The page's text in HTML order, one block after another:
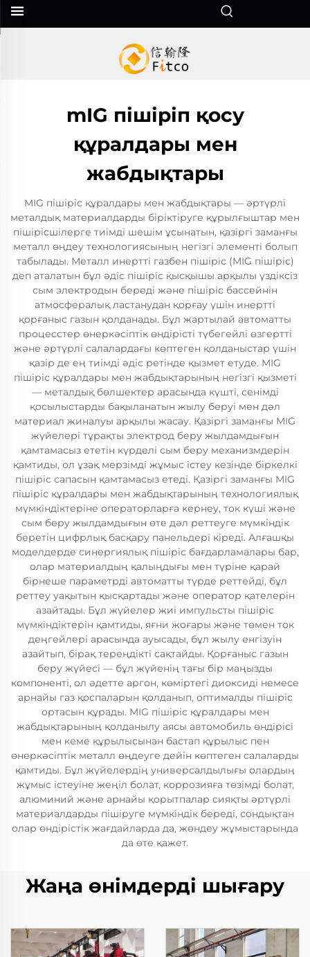
mIG пішіріп қосу
құралдары мен
жабдықтары
MIG пішіріс құралдары мен жабдықтары — әртүрлі
металдық материалдарды біріктіруге құрылғыштар мен
пішірісшілерге тиімді шешім ұсынатын, қазіргі заманғы
металл өңдеу технологиясының негізгі элементі болып
табылады. Металл инертті газбен пішіріс (MIG пішіріс)
деп аталатын бұл әдіс пішіріс қысқышы арқылы үздіксіз
сым электродын береді және пішіріс бассейнін
атмосфералық ластанудан қорғау үшін инертті
қорғаныс газын қолданады. Бұл жартылай автоматты
процесстер өнеркәсіптік өндірісті түбегейлі өзгертті
және әртүрлі салалардағы көптеген қолданыстар үшін
қазір де ең тиімді әдіс ретінде қызмет етуде. MIG
пішіріс құралдары мен жабдықтарының негізгі қызметі
— металдық бөлшектер арасында күшті, сенімді
қосылыстарды бақыланатын жылу беруі мен дәл
материал жиналуы арқылы жасау. Қазіргі заманғы MIG
жүйелері тұрақты электрод беру жылдамдығын
қамтамасыз ететін күрделі сым беру механизмдерін
қамтиды, ол ұзақ мерзімді жұмыс істеу кезінде біркелкі
пішіріс сапасын қамтамасыз етеді. Қазіргі заманғы MIG
пішіріс құралдары мен жабдықтарының технологиялық
мүмкіндіктеріне операторларға кернеу, ток күші және
сым беру жылдамдығын өте дәл реттеуге мүмкіндік
беретін цифрлық басқару панельдері кіреді. Алғашқы
моделдерде синергиялық пішіріс бағдарламалары бар,
олар материалдың қалыңдығы мен түріне қарай
бірнеше параметрді автоматты түрде реттейді, бұл
реттеу уақытын қысқартады және оператор қателерін
азайтады. Бұл жүйелер жиі импульсты пішіріс
мүмкіндіктерін қамтиды, яғни жоғары және төмен ток
деңгейлері арасында ауысады, бұл жылу енгізуін
азайтып, бірақ тереңдікті сақтайды. Қорғаныс газын
беру жүйесі — бұл жүйенің тағы бір маңызды
компоненті, ол әдетте аргон, көміртегі диоксиді немесе
арнайы газ қоспаларын қолданып, оптималды пішіріс
ортасын құрады. MIG пішіріс құралдары мен
жабдықтарының қолданылу аясы автомобиль өндірісі
мен кеме құрылысынан бастап құрылыс пен
өнеркәсіптік металл өңдеуге дейін көптеген салаларды
қамтиды. Бұл жүйелердің универсалдылығы олардың
жұмыс істеуіне жеңіл болат, коррозияға төзімді болат,
алюминий және арнайы қорытпалар сияқты әртүрлі
материалдарды пішіруге мүмкіндік береді, сондықтан
олар өндірістік жағдайларда да, жөндеу жұмыстарында
да өте қажет.
Жаңа өнімдерді шығару